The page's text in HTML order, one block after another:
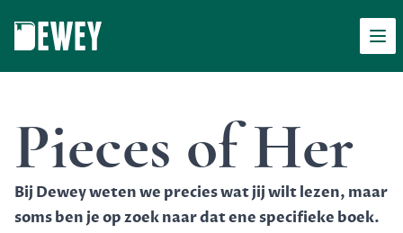
Pieces of Her
Bij Dewey weten we precies wat jij wilt lezen, maar
soms ben je op zoek naar dat ene specifieke boek.